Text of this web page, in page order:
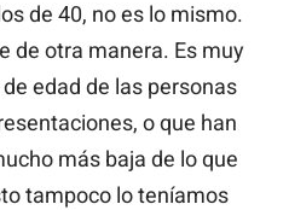
de 40, no es lo mismo.
de otra manera. Es muy
edad de las personas
o que han
más baja de lo que
tampoco lo teníamos